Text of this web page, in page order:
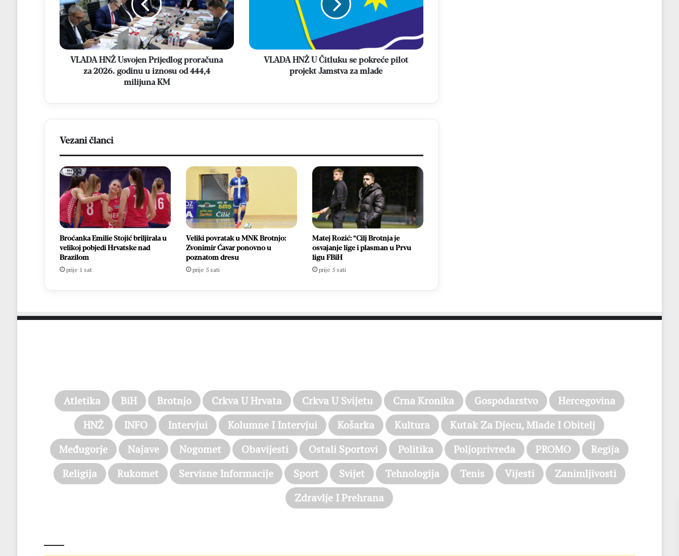
proračuna
za
2026.
godinu
u
iznosu
KM
VLADA HNŽ Usvojen Prijedlog proračuna
za 2026. godinu u iznosu od 444,4
milijuna KM
Jamstva
VLADA HNŽ U Čitluku se pokreće pilot
projekt Jamstva za mlade
Vezani članci
Broćanka Emilie Stojić briljirala u
velikoj pobjedi Hrvatske nad
Brazilom
prije 1 sat
Veliki povratak u MNK Brotnjo:
Zvonimir Ćavar ponovno u
poznatom dresu
prije 5 sati
Matej Rozić: “Cilj Brotnja je
osvajanje lige i plasman u Prvu
ligu FBiH
prije 5 sati
Atletika BiH Brotnjo Crkva U Hrvata Crkva U Svijetu Crna Kronika Gospodarstvo
Hercegovina
HNŽ
INFO Intervjui Kolumne I Intervjui Košarka Kultura
Kutak Za Djecu, Mlade I Obitelj
Međugorje
Najave Nogomet Obavijesti Ostali Sportovi Politika Poljoprivreda PROMO
Regija
Religija
Rukomet Servisne Informacije Sport Svijet Tehnologija Tenis Vijesti
Zanimljivosti
Zdravlje I Prehrana